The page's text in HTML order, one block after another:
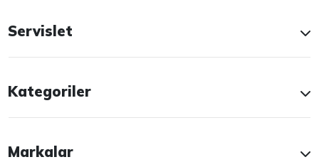
Servislet
Kategoriler
Markalar